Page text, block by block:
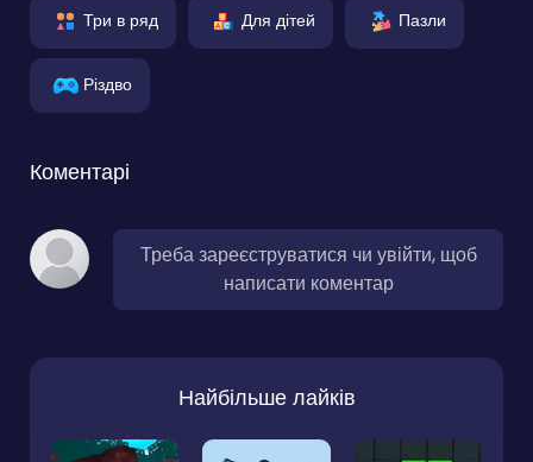
Три в ряд Для дітей Пазли
Різдво
Коментарі
Треба зареєструватися чи увійти, щоб
написати коментар
Найбільше лайків